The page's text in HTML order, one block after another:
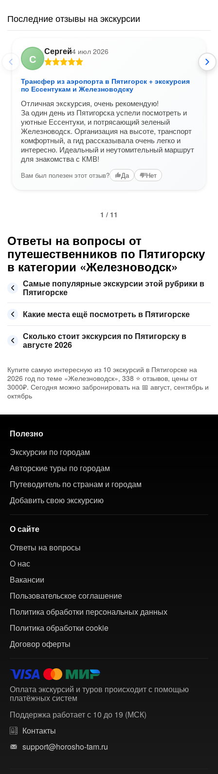
Последние отзывы на экскурсии
С
Сергей4 июл 2026
Трансфер из аэропорта в Пятигорск + экскурсия
по Ессентукам и Железноводску
Отличная экскурсия, очень рекомендую!
За один день из Пятигорска успели посмотреть и
уютные Ессентуки, и потрясающий зеленый
Железноводск. Организация на высоте, транспорт
комфортный, а гид рассказывала очень легко и
интересно. Идеальный и неутомительный маршрут
для знакомства с КМВ!
Вам был полезен этот отзыв? Да Нет
1 / 11
Ответы на вопросы от
путешественников по Пятигорску
в категории «Железноводск»
Самые популярные экскурсии этой рубрики в
Пятигорске
Какие места ещё посмотреть в Пятигорске
Сколько стоит экскурсия по Пятигорску в
августе 2026
Купите самую интересную из 10 экскурсий в Пятигорске на
2026 год по теме «Железноводск», 338 ⭐ отзывов, цены от
3000₽. Сегодня можно забронировать на 📅 август, сентябрь и
октябрь
Полезно
Экскурсии по городам
Авторские туры по городам
Путеводитель по странам и городам
Добавить свою экскурсию
О сайте
Ответы на вопросы
О нас
Вакансии
Пользовательское соглашение
Политика обработки персональных данных
Политика обработки cookie
Договор оферты
Оплата экскурсий и туров происходит с помощью
платёжных систем
Поддержка работает с 10 до 19 (МСК)
Контакты
support@horosho-tam.ru